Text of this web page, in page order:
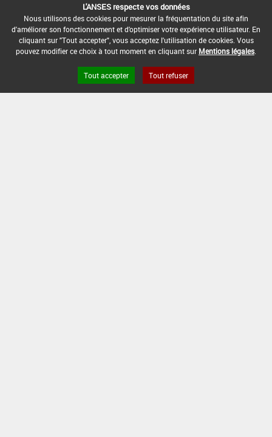
D'EMPLOI
NOMBRE MAX
D'APPLICATION
DÉLAIS AVANT
RÉCOLTE
1,5 kg/ha 2 28 Jour (s)
INTERVALLE MINIMUM ENTRE APPLICATIONS :
-
L'ANSES respecte vos données
Nous utilisons des cookies pour mesurer la fréquentation du site afin
d'améliorer son fonctionnement et d'optimiser votre expérience utilisateur. En
cliquant sur "Tout accepter", vous acceptez l'utilisation de cookies. Vous
pouvez modifier ce choix à tout moment en cliquant sur Mentions légales
Tout accepter Tout refuser